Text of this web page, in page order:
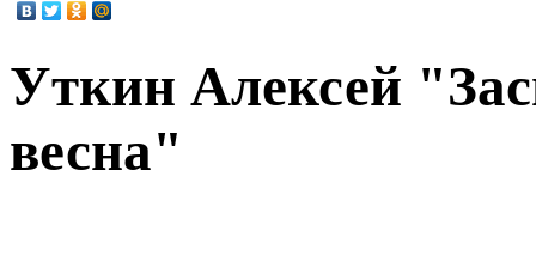
Уткин Алексей
весна"